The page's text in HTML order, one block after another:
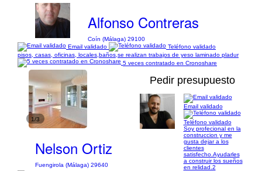
Alfonso Contreras
Coín (Málaga) 29100
Email validado
Teléfono validado
pisos, casas, oficinas, locales,baños,se realizan trabajos de yeso laminado pladur
5 veces contratado en Cronoshare
1/3
Pedir presupuesto
Nelson Ortiz
Fuengirola (Málaga) 29640
Email validado
Teléfono validado
Soy profecional en la
construccion y me
gusta dejar a los
clientes
satisfecho.Ayudarles
a construir los sueños
en relidad.2